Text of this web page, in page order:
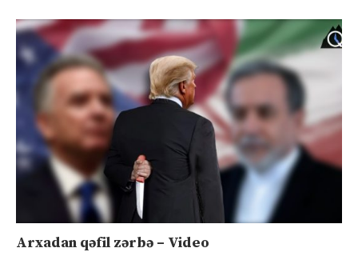
Arxadan qəfil zərbə – Video